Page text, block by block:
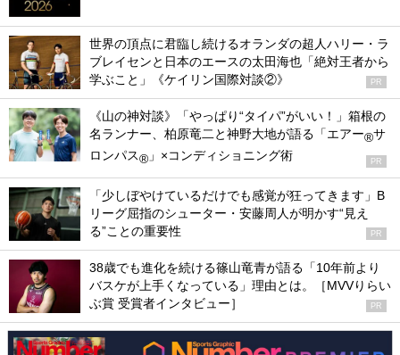
世界の頂点に君臨し続けるオランダの超人ハリー・ラ
ブレイセンと日本のエースの太田海也「絶対王者から
学ぶこと」《ケイリン国際対談②》
PR
《山の神対談》「やっぱり“タイパ”がいい！」箱根の
名ランナー、柏原竜二と神野大地が語る「エアー®サ
ロンパス® 」×コンディショニング術 PR
「少しぼやけているだけでも感覚が狂ってきます」B
リーグ屈指のシューター・安藤周人が明かす“見え
る”ことの重要性
PR
38歳でも進化を続ける篠山竜青が語る「10年前より
バスケが上手くなっている」理由とは。［MVVりらい
ぶ賞 受賞者インタビュー］
PR